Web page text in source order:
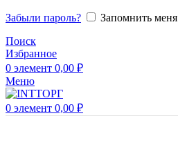
Забыли пароль?
Запомнить меня
Поиск
Избранное
0 элемент 0,00 ₽
Меню
0 элемент 0,00 ₽